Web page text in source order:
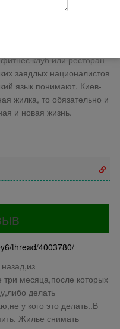
Украины так полный
И девочка-
ее даже каким-то
клуб или ресторан
заядлых националистов
язык понимают. Киев-
жилка, то обязательно и
и новая жизнь.
thread/4003780/
месяца,после которых
делать
у кого это делать..В
Жилье снимать